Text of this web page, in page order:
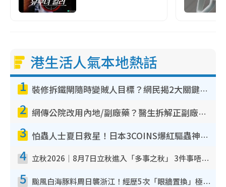
港生活人氣本地熱話
1 裝修拆鐵閘隨時變賊人目標？網民揭2大關鍵用途：裝新式等於白裝？附新舊鐵閘分別
2 網傳公院改用內地/副廠藥？醫生拆解正副廠分別 揭4類人換藥隨時出事
3 怕蟲人士夏日救星！日本3COINS爆紅驅蟲神器$45起 1招「全程免觸碰」輕鬆搞定小強
4 立秋2026｜8月7日立秋進入「多事之秋」 3件事唔做得！專家教6招開運 清枱頭／銀包納氣接好運
5 颱風白海豚料周日襲浙江！經歷5次「眼牆置換」極罕見 成登陸內地最長途颱風